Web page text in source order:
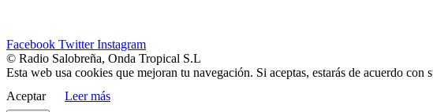
Facebook Twitter Instagram
© Radio Salobreña, Onda Tropical S.L
Esta web usa cookies que mejoran tu navegación. Si aceptas, estarás de acuerdo con
Aceptar
Leer más